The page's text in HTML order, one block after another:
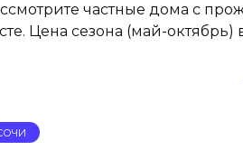
частные дома с
Цена сезона (май-октябрь)